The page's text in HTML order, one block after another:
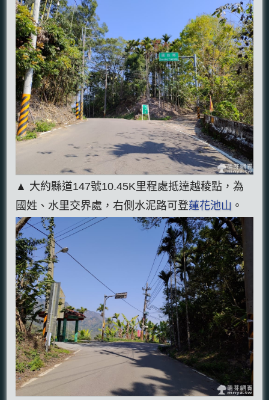
▲ 大約縣道147號10.45K里程處抵達越稜點，為
國姓、水里交界處，右側水泥路可登蓮花池山 。